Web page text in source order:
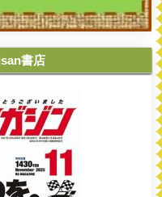
書店